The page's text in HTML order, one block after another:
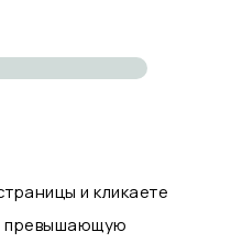
и кликаете
превышающую